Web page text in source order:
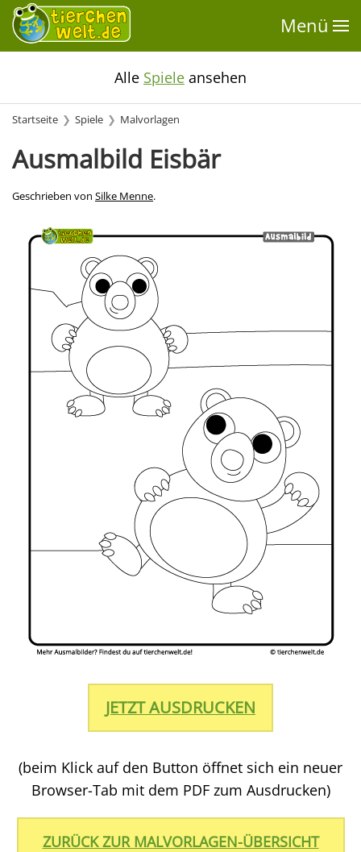
Menü
Alle Spiele ansehen
Startseite Spiele Malvorlagen
Ausmalbild Eisbär
Geschrieben von Silke Menne.
JETZT AUSDRUCKEN
(beim Klick auf den Button öffnet sich ein neuer
Browser-Tab mit dem PDF zum Ausdrucken)
ZURÜCK ZUR MALVORLAGEN-ÜBERSICHT